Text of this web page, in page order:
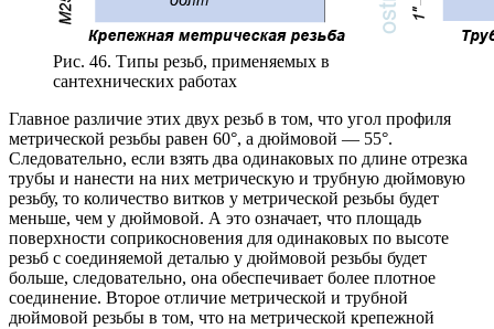
Рис. 46. Типы резьб, применяемых в
сантехнических работах
Главное различие этих двух резьб в том, что угол профиля
метрической резьбы равен 60°, а дюймовой — 55°.
Следовательно, если взять два одинаковых по длине отрезка
трубы и нанести на них метрическую и трубную дюймовую
резьбу, то количество витков у метрической резьбы будет
меньше, чем у дюймовой. А это означает, что площадь
поверхности соприкосновения для одинаковых по высоте
резьб с соединяемой деталью у дюймовой резьбы будет
больше, следовательно, она обеспечивает более плотное
соединение. Второе отличие метрической и трубной
дюймовой резьбы в том, что на метрической крепежной